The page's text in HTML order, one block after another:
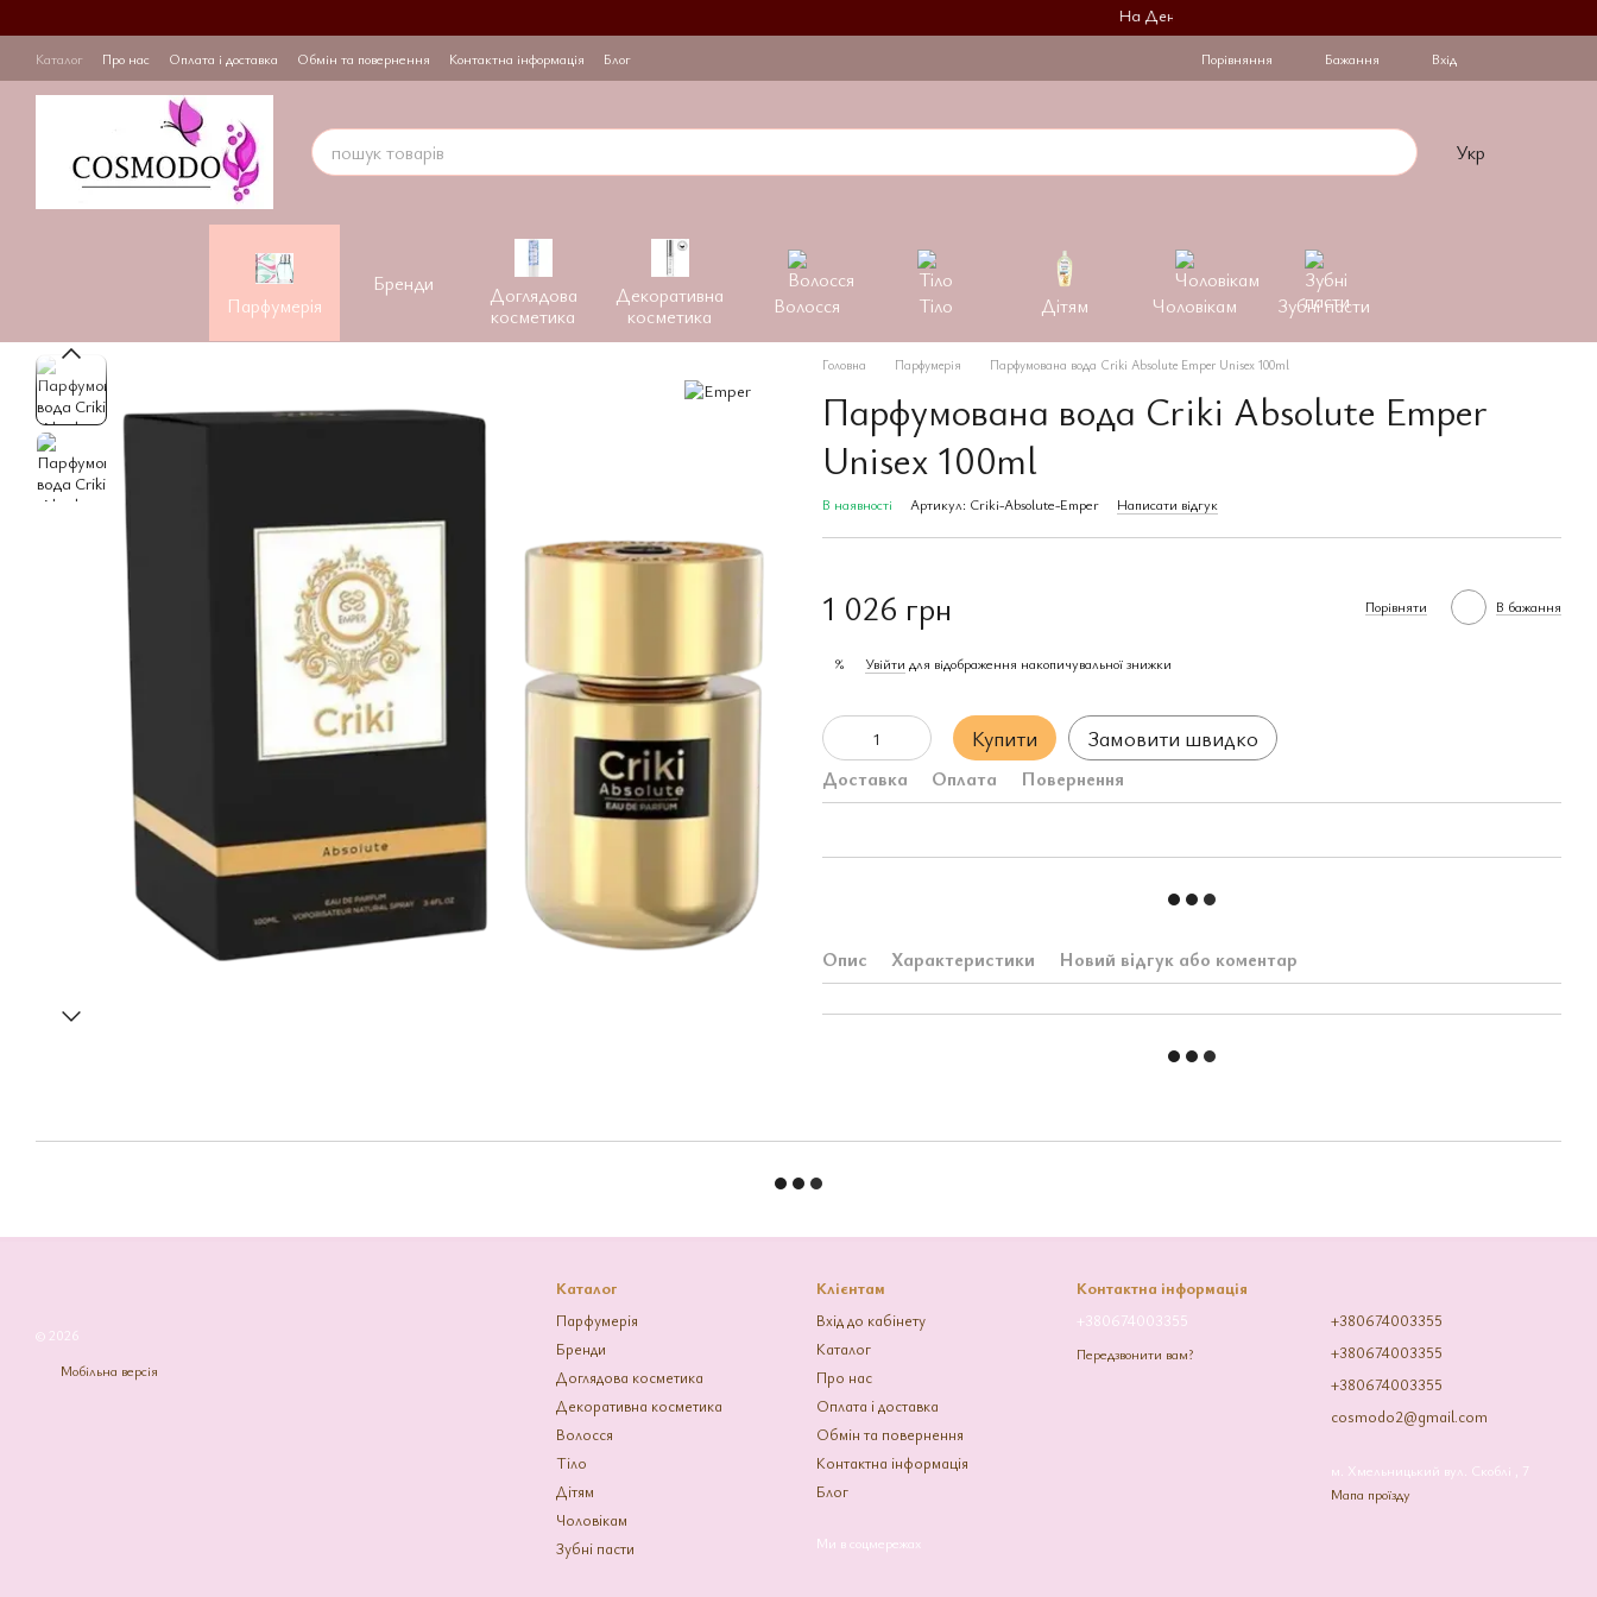
На День Закоханих при купівлі 2 флаконів на другий діє знижка -
Каталог Про нас Оплата і доставка Обмін та повернення Контактна інформація Блог Порівняння Бажання Вхід
Укр
Парфумерія
Бренди
Доглядова
косметика
Декоративна
косметика
Волосся Тіло Дітям Чоловікам Зубні пасти
Головна Парфумерія Парфумована вода Criki Absolute Emper Unisex 100ml
Парфумована вода Criki Absolute Emper
Unisex 100ml
В наявності Артикул: Criki-Absolute-Emper Написати відгук
1 026 грн Порівняти В бажання
% Увійти для відображення накопичувальної знижки
Купити Замовити швидко
Доставка Оплата Повернення
Опис Характеристики Новий відгук або коментар
© 2026
Мобільна версія
Каталог
Парфумерія
Бренди
Доглядова косметика
Декоративна косметика
Волосся
Тіло
Дітям
Чоловікам
Зубні пасти
Клієнтам
Вхід до кабінету
Каталог
Про нас
Оплата і доставка
Обмін та повернення
Контактна інформація
Блог
Ми в соцмережах
Контактна інформація
+380674003355
Передзвонити вам?
+380674003355
+380674003355
+380674003355
cosmodo2@gmail.com
м. Хмельницький вул. Скоблі , 7
Мапа проїзду